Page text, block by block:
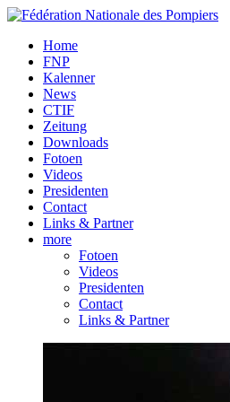
Home
FNP
Kalenner
News
CTIF
Zeitung
Downloads
Fotoen
Videos
Presidenten
Contact
Links & Partner
more
Fotoen
Videos
Presidenten
Contact
Links & Partner